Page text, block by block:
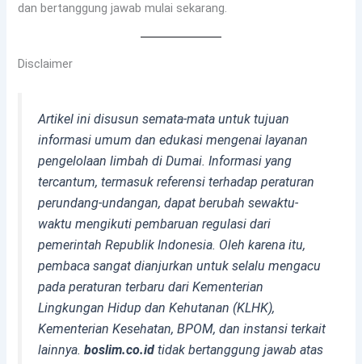
dan bertanggung jawab mulai sekarang.
Disclaimer
Artikel ini disusun semata-mata untuk tujuan
informasi umum dan edukasi mengenai layanan
pengelolaan limbah di Dumai. Informasi yang
tercantum, termasuk referensi terhadap peraturan
perundang-undangan, dapat berubah sewaktu-
waktu mengikuti pembaruan regulasi dari
pemerintah Republik Indonesia. Oleh karena itu,
pembaca sangat dianjurkan untuk selalu mengacu
pada peraturan terbaru dari Kementerian
Lingkungan Hidup dan Kehutanan (KLHK),
Kementerian Kesehatan, BPOM, dan instansi terkait
lainnya.boslim.co.id tidak bertanggung jawab atas